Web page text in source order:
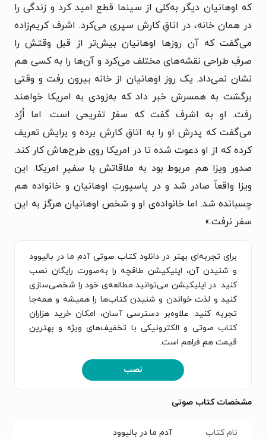
که اوهانیان دیگر به‌کلی از سینما قطع امید کرد و زندگی را
در همان خانه، در اتاقِ کارش سپری می‌کرد. اشرف کریم‌زاده
می‌گفت که آن روزها اوهانیان بیش‌تر از قبل وقتش را
صرفِ طراحی نقشه‌های مختلف می‌کرد و آن‌ها را به کسی هم
نشان نمی‌داد. یک ‌روز اوهانیان از خانه بیرون رفت و وقتی
برگشت به همسرش خبر داد که به‌زودی به امریکا خواهند
رفت. او به اشرف گفت که سفرْ تفریحی است. اما اُرُد
می‌گفت که پدرش او را به اتاقِ کارش برده و برایش تعریف
کرده که از او دعوت شده تا در امریکا روی طرح‌هاش کار کند.
صدور ویزا هم مربوط بود به ملاقاتش با سفیرِ امریکا. این
ویزا واقعاً صادر شد و در پاسپورتِ اوهانیان و خانواده هم
چسبانده شد. اما خانواده‌ی او و شخص اوهانیان هرگز به این
سفر نرفت.»
برای تجربه‌ای بهتر در دانلود کتاب صوتی آدم ما در بالیوود
و شنیدن آن، اپلیکیشن طاقچه را به‌صورت رایگان نصب
کنید. در اپلیکیشن می‌توانید مطالعه‌ی خود را شخصی‌سازی
کنید و لذت خواندن و شنیدن کتاب‌ها را همیشه و همه‌جا
تجربه کنید. علاوه‌بر دسترسی آسان، امکان خرید هزاران
کتاب صوتی و الکترونیکی با تخفیف‌های ویژه و بهترین
قیمت هم فراهم است.
نصب
مشخصات کتاب صوتی
نام کتاب آدم ما در بالیوود